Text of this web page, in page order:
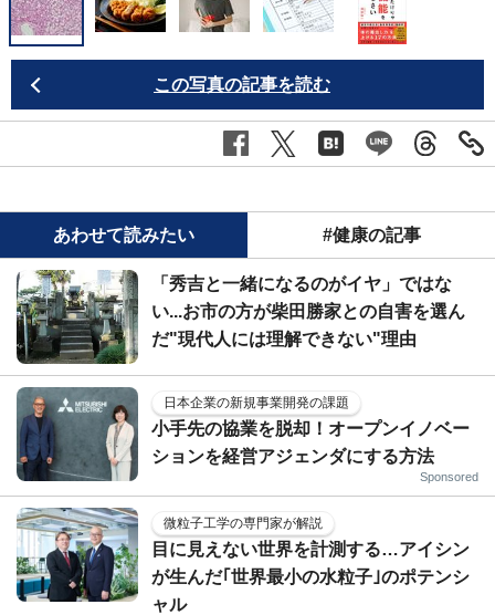
この写真の記事を読む
あわせて読みたい #健康の記事
「秀吉と一緒になるのがイヤ」ではな
い...お市の方が柴田勝家との自害を選ん
だ"現代人には理解できない"理由
日本企業の新規事業開発の課題
小手先の協業を脱却！オープンイノベー
ションを経営アジェンダにする方法
Sponsored
微粒子工学の専門家が解説
目に見えない世界を計測する…アイシン
が生んだ｢世界最小の水粒子｣のポテンシ
ャル